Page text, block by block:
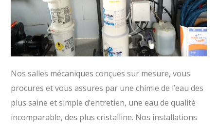
Nos salles mécaniques conçues sur mesure, vous
procures et vous assures par une chimie de l’eau des
plus saine et simple d’entretien, une eau de qualité
incomparable, des plus cristalline. Nos installations